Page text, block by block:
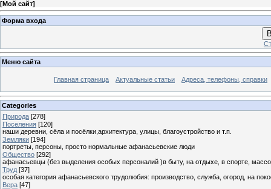
[Мой сайт]
Форма входа
Меню сайта
Главная страница Актуальные статьи Адреса, телефоны, справки
Categories
Природа [278]
Поселения [120]
наши деревни, сёла и посёлки,архитектура, улицы, благоустройство и т.п.
Земляки [194]
портреты, персоны, просто нормальные афанасьевские люди
Общество [292]
афанасьевцы (без выделения особых персоналий )в быту, на отдыхе, в спорте,
Труд [37]
особая категория афанасьевского трудолюбия: производство, служба, огород, на
Вера [47]